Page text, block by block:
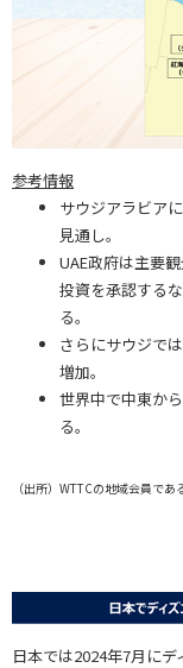
参考情報
サウジアラビア
見通し。
UAE政府は主要
投資を承認する
る。
さらにサウジで
増加。
世界中で中東か
る。
（出所）WTTCの地域会員で
日本では2024年7月に